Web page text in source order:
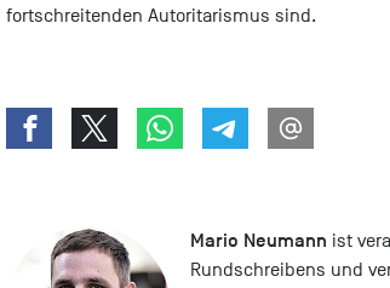
fortschreitenden Autoritarismus sind.
Mario Neumann ist
Rundschreibens und